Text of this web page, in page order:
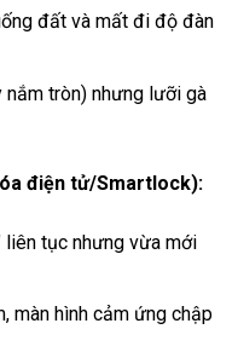
đất và mất đi độ đàn
nắm tròn) nhưng lưỡi gà
điện tử/Smartlock):
liên tục nhưng vừa mới
màn hình cảm ứng chập